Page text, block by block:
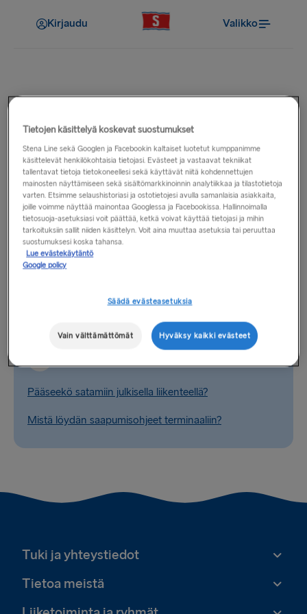
Kirjaudu Valikko
Onko satamien lähellä
maksullisia teitä?
Satamien lähellä olevien teiden maksuttomuus tai
maksullisuus vaihtelee maittain. Joissakin maissa on sekä
maksullisia että maksuttomia reittivaihtoehtoja. Reitti
kannattaakin suunnitella jo ennen lähtöä, jotta löydät
parhaan vaihtoehdon matkallesi. Tärkeimmät
auttavat reitin suunnittelussa.
Pääseekö satamiin julkisella liikenteellä?
Mistä löydän saapumisohjeet terminaaliin?
Tuki ja yhteystiedot
Tietoa meistä
Tietojen käsittelyä koskevat suostumukset
Stena Line sekä Googlen ja Facebookin kaltaiset luotetut kumppanimme
käsittelevät henkilökohtaisia tietojasi. Evästeet ja vastaavat tekniikat
tallentavat tietoja tietokoneellesi sekä käyttävät niitä kohdennettujen
mainosten näyttämiseen sekä sisältömarkkinoinnin analytiikkaa ja tilastotietoja
varten. Etsimme selaushistoriasi ja ostotietojesi avulla samanlaisia asiakkaita,
joille voimme näyttää mainontaa Googlessa ja Facebookissa. Hallinnoimalla
tietosuoja-asetuksiasi voit päättää, ketkä voivat käyttää tietojasi ja mihin
tarkoituksiin sallit niiden käsittelyn. Voit aina muuttaa asetuksia tai peruuttaa
suostumuksesi koska tahansa.
Lue evästekäytäntö
Google policy
Säädä evästeasetuksia
Vain välttämättömät Hyväksy kaikki evästeet